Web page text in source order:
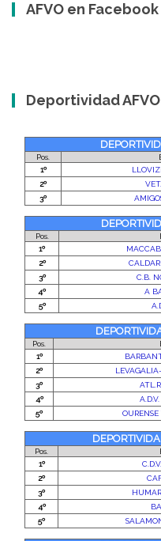
AFVO en Facebook
Deportividad AFVO